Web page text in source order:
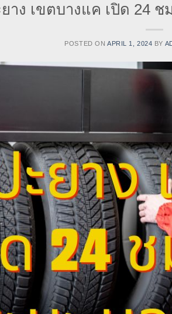
าง เขตบางแค เปิด 24 ช
POSTED ON APRIL 1, 2024 BY